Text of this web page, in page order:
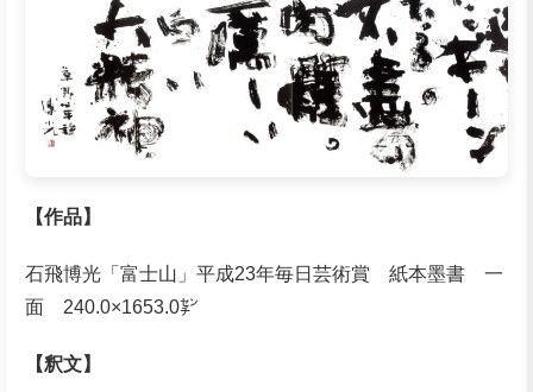
【作品】
石飛博光「富士山」平成23年毎日芸術賞 紙本墨書 一
面 240.0×1653.0㌢
【釈文】